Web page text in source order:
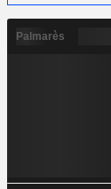
Palmarès